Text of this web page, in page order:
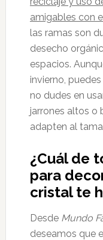
amigables con
las ramas son
desecho
espacios.
invierno,
no dudes en
jarrones altos o
adapten al
¿Cuál de
para
cristal te
Desde Mundo
deseamos que